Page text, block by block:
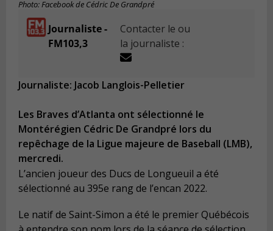
Photo: Facebook de Cédric De Grandpré
Journaliste -
FM103,3
Contacter le ou
la journaliste :
Journaliste: Jacob Langlois-Pelletier
Les Braves d’Atlanta ont sélectionné le
Montérégien Cédric De Grandpré lors du
repêchage de la Ligue majeure de Baseball (LMB),
mercredi.
L’ancien joueur des Ducs de Longueuil a été
sélectionné au 395e rang de l’encan 2022.
Le natif de Saint-Simon a été le premier Québécois